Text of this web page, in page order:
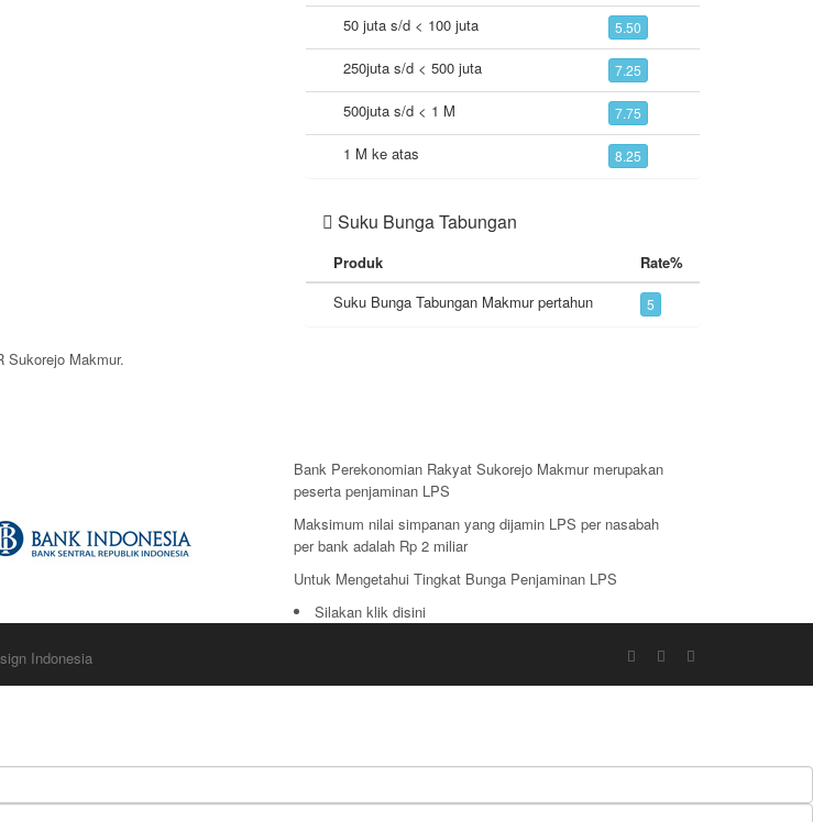
50 juta s/d < 100 juta 5.50
250juta s/d < 500 juta 7.25
500juta s/d < 1 M 7.75
1 M ke atas 8.25
Suku Bunga Tabungan
Produk
Rate%
Suku Bunga Tabungan Makmur pertahun
5
Sukorejo Makmur.
Bank Perekonomian Rakyat Sukorejo Makmur merupakan
peserta penjaminan LPS
Maksimum nilai simpanan yang dijamin LPS per nasabah
per bank adalah Rp 2 miliar
Untuk Mengetahui Tingkat Bunga Penjaminan LPS
Silakan klik disini
Indonesia